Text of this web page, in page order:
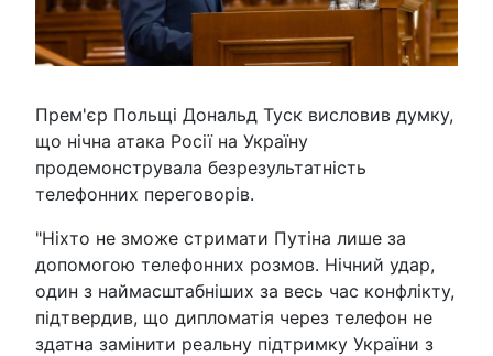
Прем'єр Польщі Дональд Туск висловив думку,
що нічна атака Росії на Україну
продемонструвала безрезультатність
телефонних переговорів.
"Ніхто не зможе стримати Путіна лише за
допомогою телефонних розмов. Нічний удар,
один з наймасштабніших за весь час конфлікту,
підтвердив, що дипломатія через телефон не
здатна замінити реальну підтримку України з